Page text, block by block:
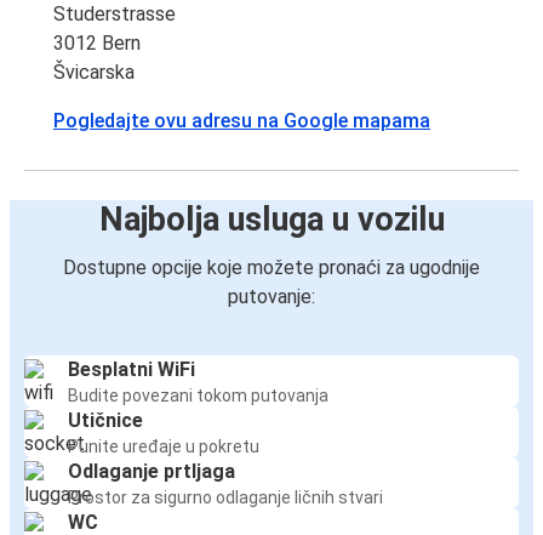
Studerstrasse
3012 Bern
Švicarska
Pogledajte ovu adresu na Google mapama
Najbolja usluga u vozilu
Dostupne opcije koje možete pronaći za ugodnije
putovanje:
Besplatni WiFi
Budite povezani tokom putovanja
Utičnice
Punite uređaje u pokretu
Odlaganje prtljaga
Prostor za sigurno odlaganje ličnih stvari
WC